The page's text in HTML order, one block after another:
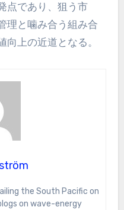
点であり、狙う市
理と噛み合う組み合
上の近道となる。
on wave-energy